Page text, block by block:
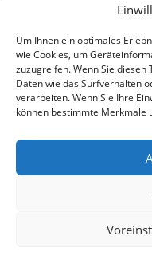
Um Ihnen ein optimales
wie Cookies, um
zuzugreifen. Wenn Sie
Daten wie das Surfverhalten
verarbeiten. Wenn Sie Ihre
können bestimmte Merkmale
Versand
Zahlung
Baumann
Telefon (0 91 61) 33 84